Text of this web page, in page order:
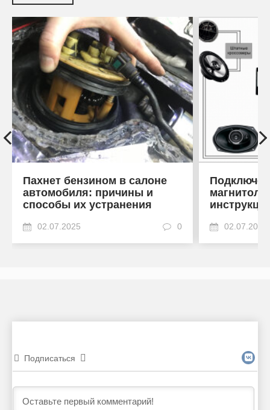
Пахнет бензином в салоне
автомобиля: причины и
способы их устранения
02.07.2025 0 02.07.2025
Подписаться